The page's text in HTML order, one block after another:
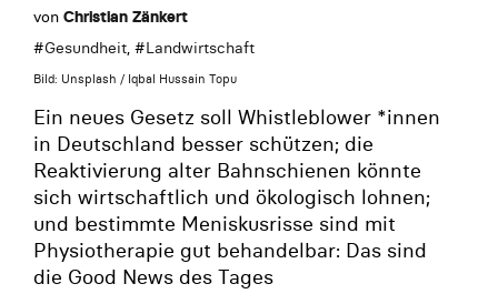
von Christian Zänkert
#Gesundheit, #Landwirtschaft
Bild: Unsplash / Iqbal Hussain Topu
Ein neues Gesetz soll Whistleblower *innen
in Deutschland besser schützen; die
Reaktivierung alter Bahnschienen könnte
sich wirtschaftlich und ökologisch lohnen;
und bestimmte Meniskusrisse sind mit
Physiotherapie gut behandelbar: Das sind
die Good News des Tages